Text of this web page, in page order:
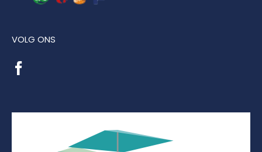
VOLG ONS